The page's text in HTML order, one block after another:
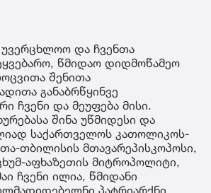
და ჩვენთა
წმიდაო დიდმოწამეო
შენითა
განაბრწყინვე
ჩვენი და მეუფება მისი.
შინა უწმიდესი და
საქართველოს კათოლიკოს-
თბილისის მთავარეპისკოპოსი,
აფხაზეთის მიტროპოლიტი,
ჩვენი ილია, წმიდანი
პატრიარქნი,